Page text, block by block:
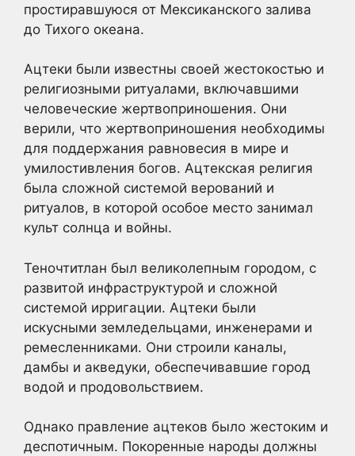
простиравшуюся от Мексиканского залива
до Тихого океана.
Ацтеки были известны своей жестокостью и
религиозными ритуалами, включавшими
человеческие жертвоприношения. Они
верили, что жертвоприношения необходимы
для поддержания равновесия в мире и
умилостивления богов. Ацтекская религия
была сложной системой верований и
ритуалов, в которой особое место занимал
культ солнца и войны.
Теночтитлан был великолепным городом, с
развитой инфраструктурой и сложной
системой ирригации. Ацтеки были
искусными земледельцами, инженерами и
ремесленниками. Они строили каналы,
дамбы и акведуки, обеспечивавшие город
водой и продовольствием.
Однако правление ацтеков было жестоким и
деспотичным. Покоренные народы должны